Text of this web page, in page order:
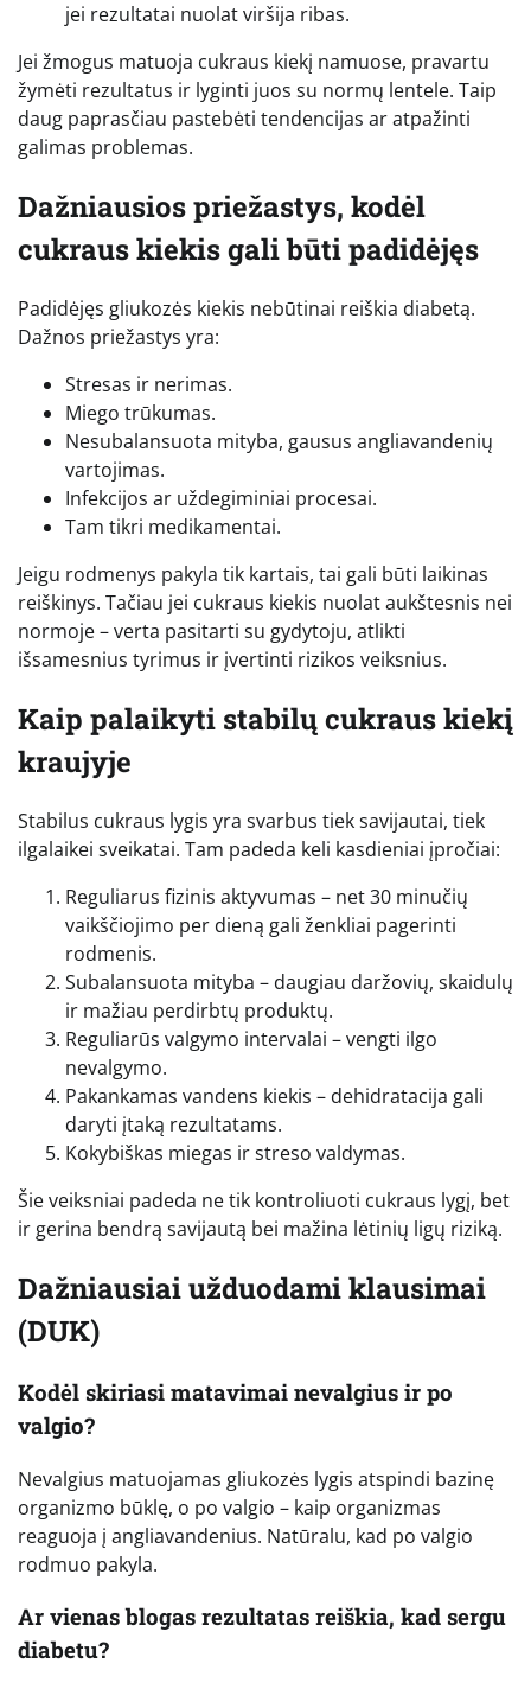
jei rezultatai nuolat viršija ribas.
Jei žmogus matuoja cukraus kiekį namuose, pravartu
žymėti rezultatus ir lyginti juos su normų lentele. Taip
daug paprasčiau pastebėti tendencijas ar atpažinti
galimas problemas.
Dažniausios priežastys, kodėl
cukraus kiekis gali būti padidėjęs
Padidėjęs gliukozės kiekis nebūtinai reiškia diabetą.
Dažnos priežastys yra:
Stresas ir nerimas.
Miego trūkumas.
Nesubalansuota mityba, gausus angliavandenių
vartojimas.
Infekcijos ar uždegiminiai procesai.
Tam tikri medikamentai.
Jeigu rodmenys pakyla tik kartais, tai gali būti laikinas
reiškinys. Tačiau jei cukraus kiekis nuolat aukštesnis nei
normoje – verta pasitarti su gydytoju, atlikti
išsamesnius tyrimus ir įvertinti rizikos veiksnius.
Kaip palaikyti stabilų cukraus kiekį
kraujyje
Stabilus cukraus lygis yra svarbus tiek savijautai, tiek
ilgalaikei sveikatai. Tam padeda keli kasdieniai įpročiai:
Reguliarus fizinis aktyvumas – net 30 minučių
vaikščiojimo per dieną gali ženkliai pagerinti
rodmenis.
Subalansuota mityba – daugiau daržovių, skaidulų
ir mažiau perdirbtų produktų.
Reguliarūs valgymo intervalai – vengti ilgo
nevalgymo.
Pakankamas vandens kiekis – dehidratacija gali
daryti įtaką rezultatams.
Kokybiškas miegas ir streso valdymas.
Šie veiksniai padeda ne tik kontroliuoti cukraus lygį, bet
ir gerina bendrą savijautą bei mažina lėtinių ligų riziką.
Dažniausiai užduodami klausimai
(DUK)
Kodėl skiriasi matavimai nevalgius ir po
valgio?
Nevalgius matuojamas gliukozės lygis atspindi bazinę
organizmo būklę, o po valgio – kaip organizmas
reaguoja į angliavandenius. Natūralu, kad po valgio
rodmuo pakyla.
Ar vienas blogas rezultatas reiškia, kad sergu
diabetu?